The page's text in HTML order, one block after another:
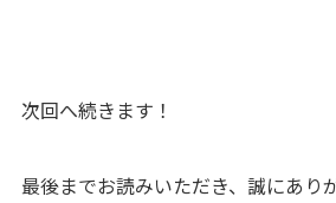
次回へ続きます！
最後までお読みいただき、誠にあり